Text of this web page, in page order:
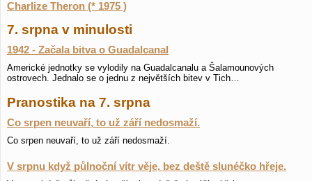
Charlize Theron (* 1975 )
7. srpna v minulosti
1942 - Začala bitva o Guadalcanal
Americké jednotky se vylodily na Guadalcanalu a Šalamounových
ostrovech. Jednalo se o jednu z největších bitev v Tich…
Pranostika na 7. srpna
Co srpen neuvaří, to už září nedosmaží.
Co srpen neuvaří, to už září nedosmaží.
V srpnu když půlnoční vítr věje, bez deště slunéčko hřeje.